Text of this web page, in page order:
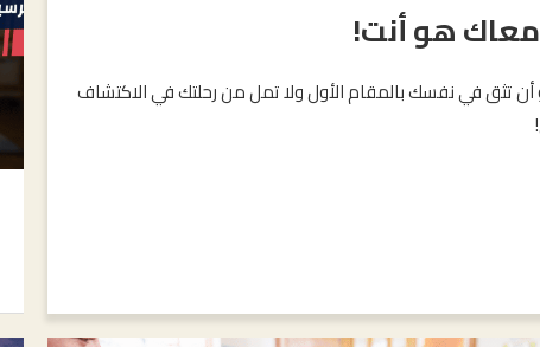
هو أنت!
تثق في نفسك بالمقام الأول ولا تمل من رحلتك في الاكتشاف